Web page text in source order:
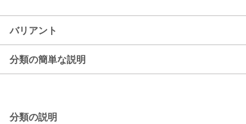
バリアント
分類の簡単な説明
分類の説明